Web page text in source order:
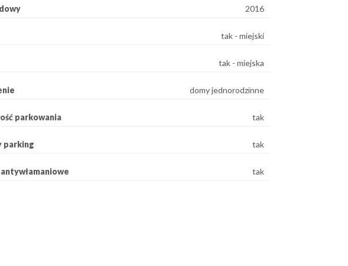
2016
tak - miejski
tak - miejska
domy jednorodzinne
parkowania tak
parking tak
tak